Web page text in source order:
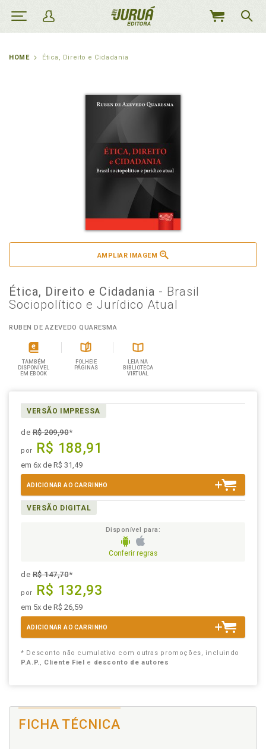
MEU
HOME Ética, Direito e Cidadania
AMPLIAR IMAGEM
Ética, Direito e Cidadania - Brasil
Sociopolítico e Jurídico Atual
RUBEN DE AZEVEDO QUARESMA
TAMBÉM
DISPONÍVEL
EM EBOOK
FOLHEIE
PÁGINAS
LEIA NA
BIBLIOTECA
VIRTUAL
VERSÃO IMPRESSA
deR$ 209,90*
por R$ 188,91
em 6x de R$ 31,49
ADICIONAR AO CARRINHO
VERSÃO DIGITAL
Disponível para:
Conferir regras
deR$ 147,70*
por R$ 132,93
em 5x de R$ 26,59
ADICIONAR AO CARRINHO
* Desconto não cumulativo com outras promoções, incluindo
P.A.P., Cliente Fiel e desconto de autores
FICHA TÉCNICA